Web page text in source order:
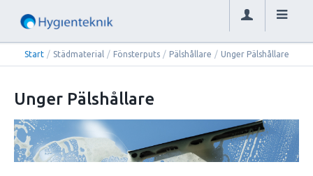
Start / Städmaterial / Fönsterputs / Pälshållare / Unger Pälshållare
Unger Pälshållare